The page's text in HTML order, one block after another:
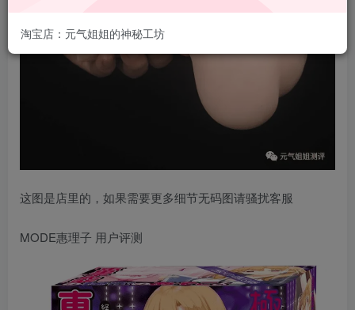
这图是店里的，如果需要更多细节无码图请骚扰客服
MODE惠理子 用户评测
淘宝店：元气姐姐的神秘工坊